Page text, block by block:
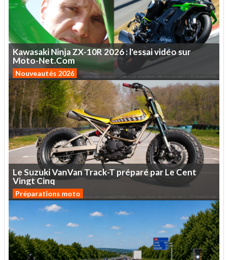
KawasakiNinjaZX-10R2026:l'essaividéosur
Moto-Net.Com
Nouveautés 2026
LeSuzukiVanVanTrack-TpréparéparLeCent
Vingt Cinq
Préparations moto